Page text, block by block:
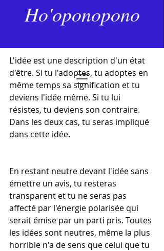
Ho'oponopono
L'humilité et le jugement
Dernière mise à jour :
27 janv.
L'idée est une description d'un état
d'être. Si tu l'adoptes, tu adoptes en
même temps sa signification et tu
deviens l'idée même. Si tu lui
résistes, tu deviens son contraire.
Dans les deux cas, tu seras impliqué
dans cette idée.
En restant neutre devant l'idée sans
émettre un avis, tu resteras
transparent et tu ne seras pas
affecté par l'énergie polarisée qui
serait émise par un parti pris. Toutes
les idées sont neutres, même la plus
horrible n'a de sens que celui que tu